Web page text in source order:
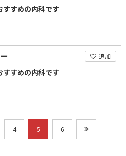
すすめの内科です
追加
すすめの内科です
4 5 6